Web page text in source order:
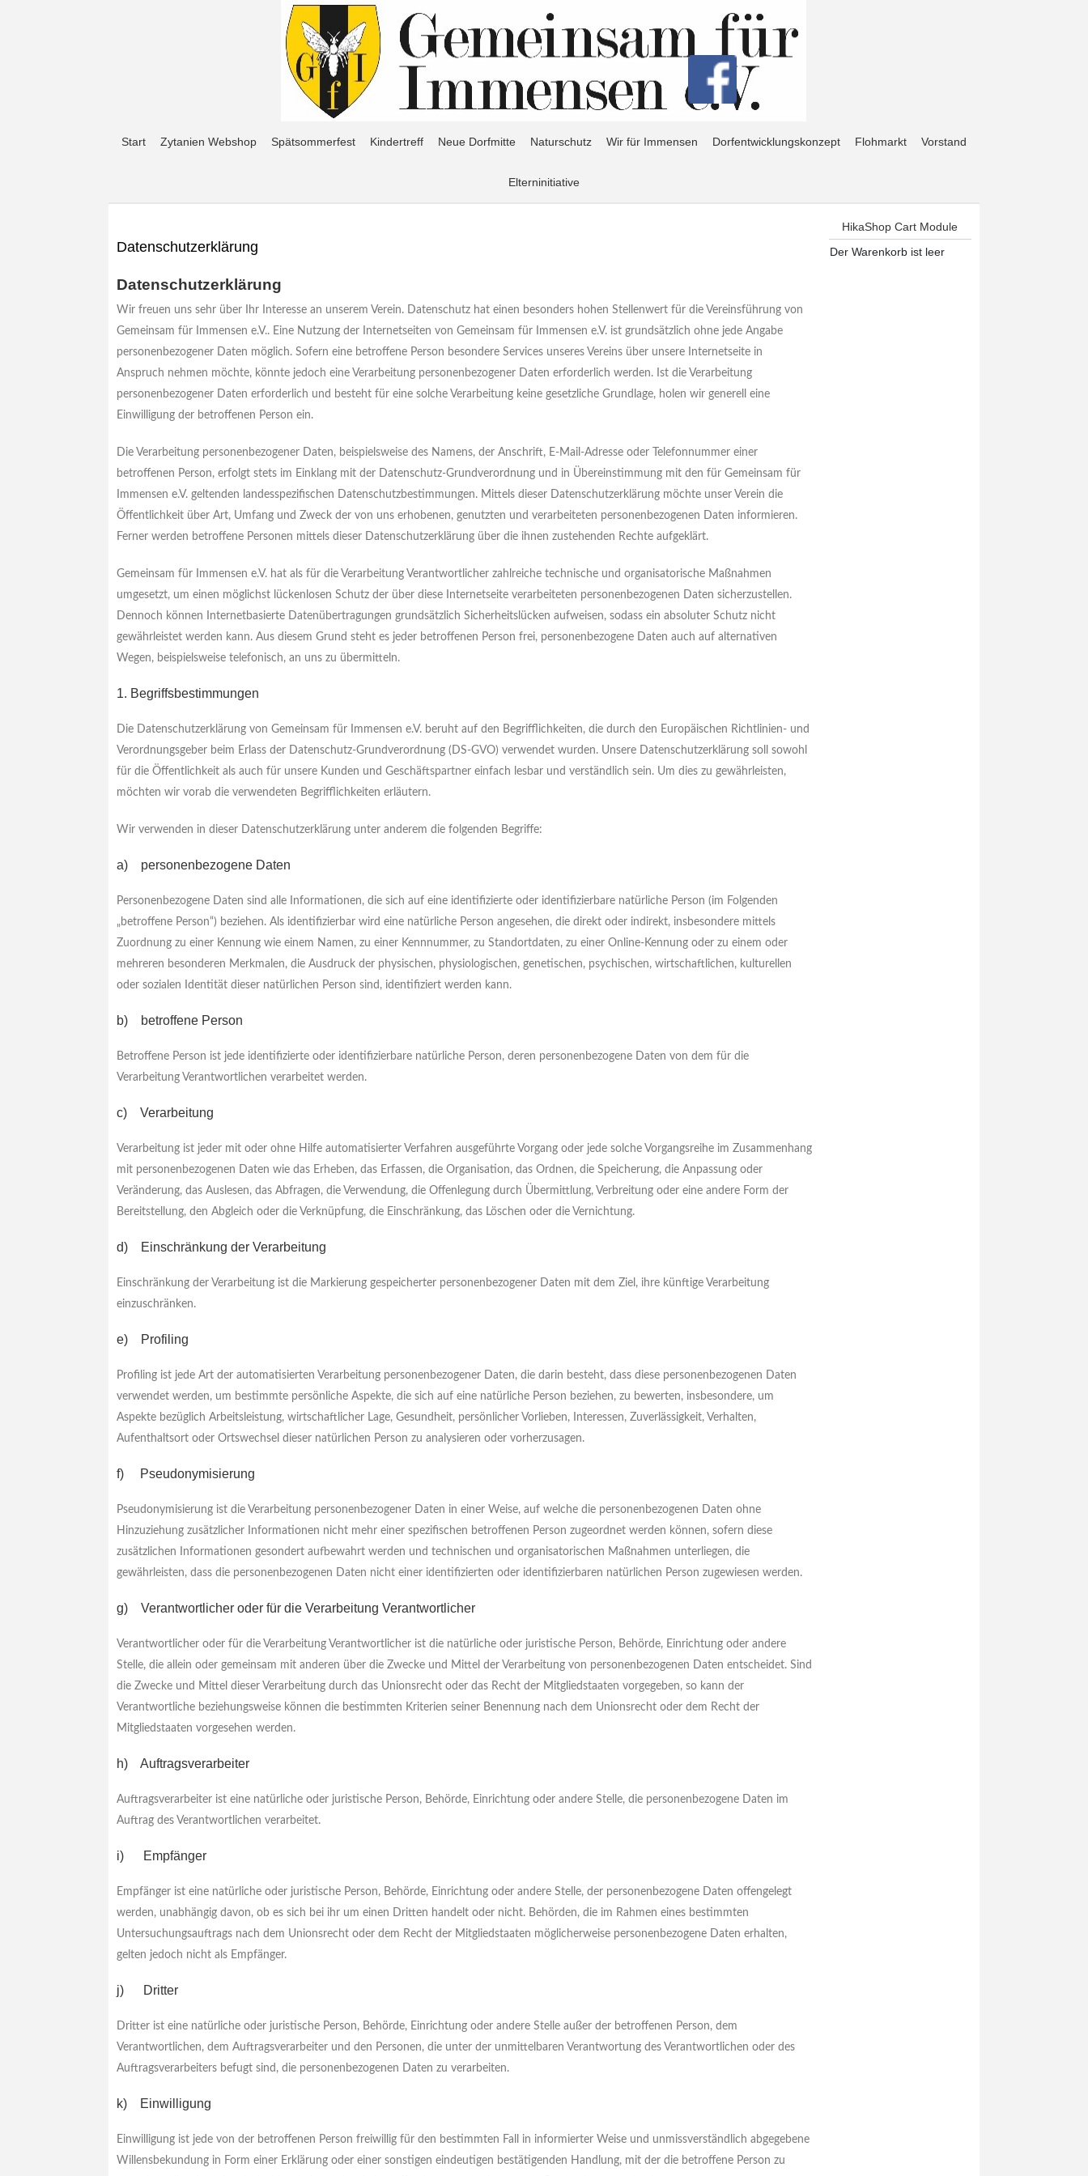
Start Zytanien Webshop Spätsommerfest Kindertreff Neue Dorfmitte Naturschutz Wir für Immensen Dorfentwicklungskonzept Flohmarkt Vorstand
Elterninitiative
Datenschutzerklärung
Datenschutzerklärung
Wir freuen uns sehr über Ihr Interesse an unserem Verein. Datenschutz hat einen besonders hohen Stellenwert für die Vereinsführung von
Gemeinsam für Immensen e.V.. Eine Nutzung der Internetseiten von Gemeinsam für Immensen e.V. ist grundsätzlich ohne jede Angabe
personenbezogener Daten möglich. Sofern eine betroffene Person besondere Services unseres Vereins über unsere Internetseite in
Anspruch nehmen möchte, könnte jedoch eine Verarbeitung personenbezogener Daten erforderlich werden. Ist die Verarbeitung
personenbezogener Daten erforderlich und besteht für eine solche Verarbeitung keine gesetzliche Grundlage, holen wir generell eine
Einwilligung der betroffenen Person ein.
Die Verarbeitung personenbezogener Daten, beispielsweise des Namens, der Anschrift, E-Mail-Adresse oder Telefonnummer einer
betroffenen Person, erfolgt stets im Einklang mit der Datenschutz-Grundverordnung und in Übereinstimmung mit den für Gemeinsam für
Immensen e.V. geltenden landesspezifischen Datenschutzbestimmungen. Mittels dieser Datenschutzerklärung möchte unser Verein die
Öffentlichkeit über Art, Umfang und Zweck der von uns erhobenen, genutzten und verarbeiteten personenbezogenen Daten informieren.
Ferner werden betroffene Personen mittels dieser Datenschutzerklärung über die ihnen zustehenden Rechte aufgeklärt.
Gemeinsam für Immensen e.V. hat als für die Verarbeitung Verantwortlicher zahlreiche technische und organisatorische Maßnahmen
umgesetzt, um einen möglichst lückenlosen Schutz der über diese Internetseite verarbeiteten personenbezogenen Daten sicherzustellen.
Dennoch können Internetbasierte Datenübertragungen grundsätzlich Sicherheitslücken aufweisen, sodass ein absoluter Schutz nicht
gewährleistet werden kann. Aus diesem Grund steht es jeder betroffenen Person frei, personenbezogene Daten auch auf alternativen
Wegen, beispielsweise telefonisch, an uns zu übermitteln.
1. Begriffsbestimmungen
Die Datenschutzerklärung von Gemeinsam für Immensen e.V. beruht auf den Begrifflichkeiten, die durch den Europäischen Richtlinien- und
Verordnungsgeber beim Erlass der Datenschutz-Grundverordnung (DS-GVO) verwendet wurden. Unsere Datenschutzerklärung soll sowohl
für die Öffentlichkeit als auch für unsere Kunden und Geschäftspartner einfach lesbar und verständlich sein. Um dies zu gewährleisten,
möchten wir vorab die verwendeten Begrifflichkeiten erläutern.
Wir verwenden in dieser Datenschutzerklärung unter anderem die folgenden Begriffe:
a) personenbezogene Daten
Personenbezogene Daten sind alle Informationen, die sich auf eine identifizierte oder identifizierbare natürliche Person (im Folgenden
„betroffene Person“) beziehen. Als identifizierbar wird eine natürliche Person angesehen, die direkt oder indirekt, insbesondere mittels
Zuordnung zu einer Kennung wie einem Namen, zu einer Kennnummer, zu Standortdaten, zu einer Online-Kennung oder zu einem oder
mehreren besonderen Merkmalen, die Ausdruck der physischen, physiologischen, genetischen, psychischen, wirtschaftlichen, kulturellen
oder sozialen Identität dieser natürlichen Person sind, identifiziert werden kann.
b) betroffene Person
Betroffene Person ist jede identifizierte oder identifizierbare natürliche Person, deren personenbezogene Daten von dem für die
Verarbeitung Verantwortlichen verarbeitet werden.
c) Verarbeitung
Verarbeitung ist jeder mit oder ohne Hilfe automatisierter Verfahren ausgeführte Vorgang oder jede solche Vorgangsreihe im Zusammenhang
mit personenbezogenen Daten wie das Erheben, das Erfassen, die Organisation, das Ordnen, die Speicherung, die Anpassung oder
Veränderung, das Auslesen, das Abfragen, die Verwendung, die Offenlegung durch Übermittlung, Verbreitung oder eine andere Form der
Bereitstellung, den Abgleich oder die Verknüpfung, die Einschränkung, das Löschen oder die Vernichtung.
d) Einschränkung der Verarbeitung
Einschränkung der Verarbeitung ist die Markierung gespeicherter personenbezogener Daten mit dem Ziel, ihre künftige Verarbeitung
einzuschränken.
e) Profiling
Profiling ist jede Art der automatisierten Verarbeitung personenbezogener Daten, die darin besteht, dass diese personenbezogenen Daten
verwendet werden, um bestimmte persönliche Aspekte, die sich auf eine natürliche Person beziehen, zu bewerten, insbesondere, um
Aspekte bezüglich Arbeitsleistung, wirtschaftlicher Lage, Gesundheit, persönlicher Vorlieben, Interessen, Zuverlässigkeit, Verhalten,
Aufenthaltsort oder Ortswechsel dieser natürlichen Person zu analysieren oder vorherzusagen.
f) Pseudonymisierung
Pseudonymisierung ist die Verarbeitung personenbezogener Daten in einer Weise, auf welche die personenbezogenen Daten ohne
Hinzuziehung zusätzlicher Informationen nicht mehr einer spezifischen betroffenen Person zugeordnet werden können, sofern diese
zusätzlichen Informationen gesondert aufbewahrt werden und technischen und organisatorischen Maßnahmen unterliegen, die
gewährleisten, dass die personenbezogenen Daten nicht einer identifizierten oder identifizierbaren natürlichen Person zugewiesen werden.
g) Verantwortlicher oder für die Verarbeitung Verantwortlicher
Verantwortlicher oder für die Verarbeitung Verantwortlicher ist die natürliche oder juristische Person, Behörde, Einrichtung oder andere
Stelle, die allein oder gemeinsam mit anderen über die Zwecke und Mittel der Verarbeitung von personenbezogenen Daten entscheidet. Sind
die Zwecke und Mittel dieser Verarbeitung durch das Unionsrecht oder das Recht der Mitgliedstaaten vorgegeben, so kann der
Verantwortliche beziehungsweise können die bestimmten Kriterien seiner Benennung nach dem Unionsrecht oder dem Recht der
Mitgliedstaaten vorgesehen werden.
h) Auftragsverarbeiter
Auftragsverarbeiter ist eine natürliche oder juristische Person, Behörde, Einrichtung oder andere Stelle, die personenbezogene Daten im
Auftrag des Verantwortlichen verarbeitet.
i) Empfänger
Empfänger ist eine natürliche oder juristische Person, Behörde, Einrichtung oder andere Stelle, der personenbezogene Daten offengelegt
werden, unabhängig davon, ob es sich bei ihr um einen Dritten handelt oder nicht. Behörden, die im Rahmen eines bestimmten
Untersuchungsauftrags nach dem Unionsrecht oder dem Recht der Mitgliedstaaten möglicherweise personenbezogene Daten erhalten,
gelten jedoch nicht als Empfänger.
j) Dritter
Dritter ist eine natürliche oder juristische Person, Behörde, Einrichtung oder andere Stelle außer der betroffenen Person, dem
Verantwortlichen, dem Auftragsverarbeiter und den Personen, die unter der unmittelbaren Verantwortung des Verantwortlichen oder des
Auftragsverarbeiters befugt sind, die personenbezogenen Daten zu verarbeiten.
k) Einwilligung
Einwilligung ist jede von der betroffenen Person freiwillig für den bestimmten Fall in informierter Weise und unmissverständlich abgegebene
Willensbekundung in Form einer Erklärung oder einer sonstigen eindeutigen bestätigenden Handlung, mit der die betroffene Person zu
HikaShop Cart Module
Der Warenkorb ist leer